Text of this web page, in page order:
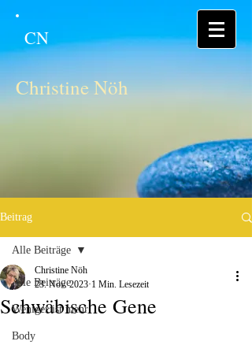
CN
Christine Nöh
Beitrag
Alle Beiträge
Weniger ist mehr
Body
Alle Beiträge
Schwäbische Gene
Christine Nöh
23. Nov. 2023 1 Min. Lesezeit